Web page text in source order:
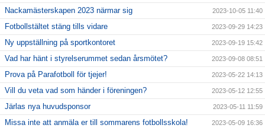
Nackamästerskapen 2023 närmar sig 2023-10-05 11:40
Fotbollstältet stäng tills vidare 2023-09-29 14:23
Ny uppställning på sportkontoret 2023-09-19 15:42
Vad har hänt i styrelserummet sedan årsmötet? 2023-09-08 08:51
Prova på Parafotboll för tjejer! 2023-05-22 14:13
Vill du veta vad som händer i föreningen? 2023-05-12 12:55
Järlas nya huvudsponsor 2023-05-11 11:59
Missa inte att anmäla er till sommarens fotbollsskola! 2023-05-09 16:36